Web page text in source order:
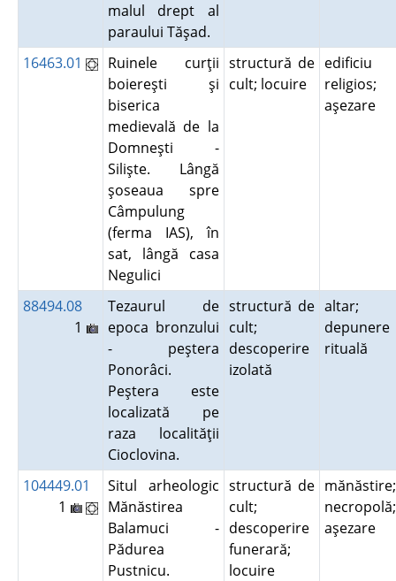
malul drept al
paraului Tăşad.
16463.01
Ruinele curţii
boiereşti şi
biserica
medievală de la
Domneşti -
Silişte. Lângă
şoseaua spre
Câmpulung
(ferma IAS), în
sat, lângă casa
Negulici
structură de
cult; locuire
edificiu
religios;
aşezare
88494.08
1
Tezaurul de
epoca bronzului
- peştera
Ponorâci.
Peştera este
localizată pe
raza localităţii
Cioclovina.
structură de
cult;
descoperire
izolată
altar;
depunere
rituală
104449.01
1
Situl arheologic
Mănăstirea
Balamuci -
Pădurea
Pustnicu.
structură de
cult;
descoperire
funerară;
locuire
mănăstire;
necropolă;
aşezare